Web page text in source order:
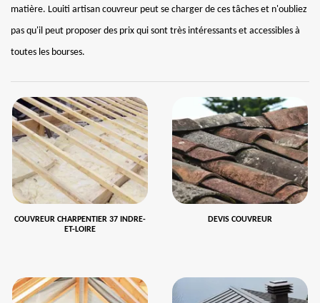
matière. Louiti artisan couvreur peut se charger de ces tâches et n'oubliez
pas qu'il peut proposer des prix qui sont très intéressants et accessibles à
toutes les bourses.
COUVREUR CHARPENTIER 37 INDRE-
ET-LOIRE
DEVIS COUVREUR